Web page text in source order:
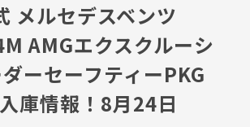
メルセデスベンツ
AMGエクスクルーシ
ーセーフティーPKG
庫情報！8月24日